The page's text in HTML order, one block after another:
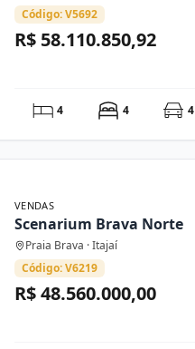
Código: V5692
R$ 58.110.850,92
4 4 4
VENDAS
Scenarium Brava Norte
Praia Brava · Itajaí
Código: V6219
R$ 48.560.000,00